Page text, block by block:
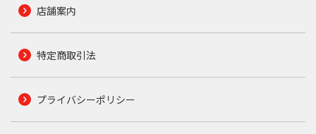
店舗案内
特定商取引法
プライバシーポリシー